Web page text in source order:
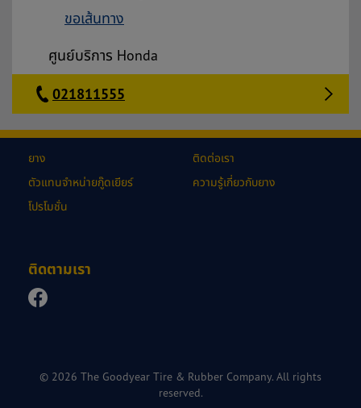
ขอเส้นทาง
ศูนย์บริการ Honda
021811555
ยาง
ตัวแทนจำหน่ายกู๊ดเยียร์
โปรโมชั่น
ติดต่อเรา
ความรู้เกี่ยวกับยาง
ติดตามเรา
© 2026 The Goodyear Tire & Rubber Company. All rights
reserved.